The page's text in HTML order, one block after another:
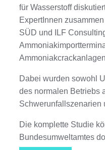
für Wasserstoff
ExpertInnen
SÜD und ILF
Dabei wurden sowohl
des normalen Betriebs
Schwerunfallszenarien
Die komplette Studie
Bundesumweltamtes